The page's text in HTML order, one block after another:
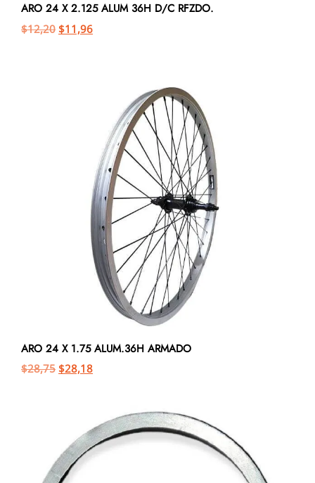
ARO 24 X 2.125 ALUM 36H D/C RFZDO.
$12,20 $11,96
ARO 24 X 1.75 ALUM.36H ARMADO
$28,75 $28,18